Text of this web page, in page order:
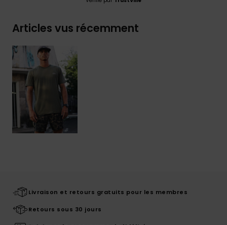
Articles vus récemment
Livraison et retours gratuits pour les membres
Retours sous 30 jours